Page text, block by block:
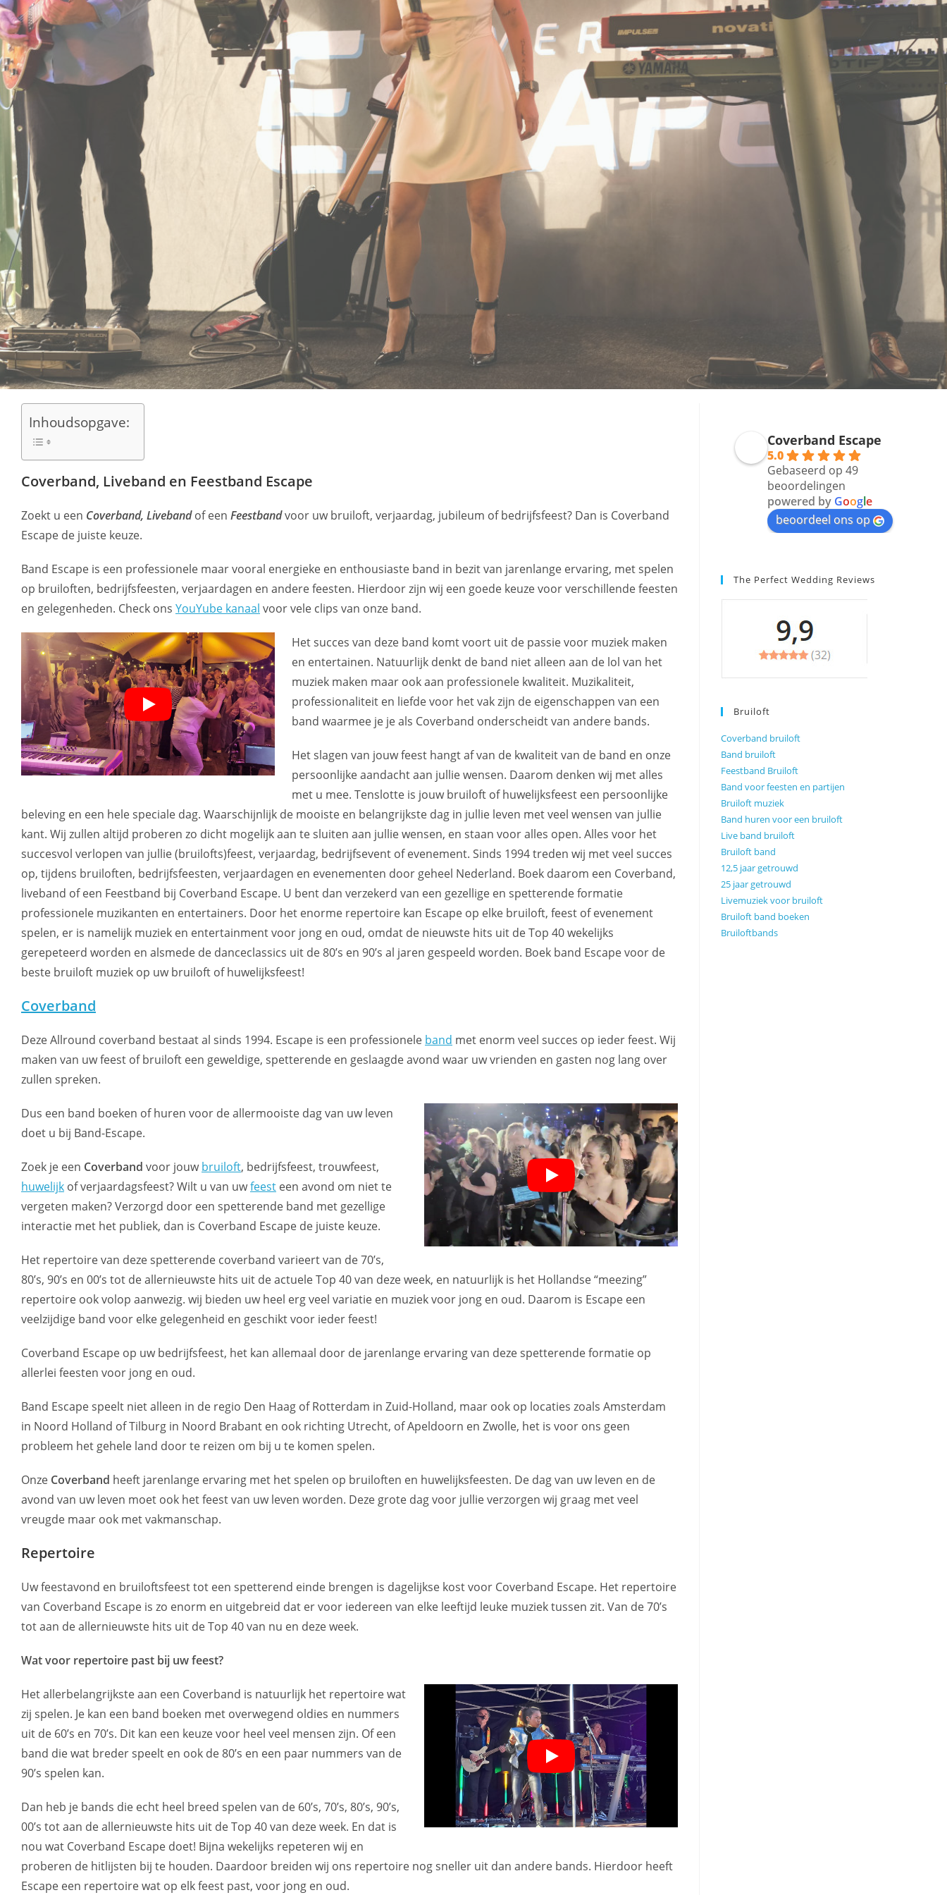
Inhoudsopgave:
Coverband, Liveband en Feestband Escape
Zoekt u een Coverband, Livebandof een Feestbandvoor uw bruiloft, verjaardag, jubileum of bedrijfsfeest? Dan is Coverband
Escape de juiste keuze.
Band Escape is een professionele maar vooral energieke en enthousiaste band in bezit van jarenlange ervaring, met spelen
op bruiloften, bedrijfsfeesten, verjaardagen en andere feesten. Hierdoor zijn wij een goede keuze voor verschillende feesten
en gelegenheden. Check ons YouYube kanaal voor vele clips van onze band.
Het succes van deze band komt voort uit de passie voor muziek maken
en entertainen. Natuurlijk denkt de band niet alleen aan de lol van het
muziek maken maar ook aan professionele kwaliteit. Muzikaliteit,
professionaliteit en liefde voor het vak zijn de eigenschappen van een
band waarmee je je als Coverband onderscheidt van andere bands.
Het slagen van jouw feest hangt af van de kwaliteit van de band en onze
persoonlijke aandacht aan jullie wensen. Daarom denken wij met alles
met u mee. Tenslotte is jouw bruiloft of huwelijksfeest een persoonlijke
beleving en een hele speciale dag. Waarschijnlijk de mooiste en belangrijkste dag in jullie leven met veel wensen van jullie
kant. Wij zullen altijd proberen zo dicht mogelijk aan te sluiten aan jullie wensen, en staan voor alles open. Alles voor het
succesvol verlopen van jullie (bruilofts)feest, verjaardag, bedrijfsevent of evenement. Sinds 1994 treden wij met veel succes
op, tijdens bruiloften, bedrijfsfeesten, verjaardagen en evenementen door geheel Nederland. Boek daarom een Coverband,
liveband of een Feestband bij Coverband Escape. U bent dan verzekerd van een gezellige en spetterende formatie
professionele muzikanten en entertainers. Door het enorme repertoire kan Escape op elke bruiloft, feest of evenement
spelen, er is namelijk muziek en entertainment voor jong en oud, omdat de nieuwste hits uit de Top 40 wekelijks
gerepeteerd worden en alsmede de danceclassics uit de 80’s en 90’s al jaren gespeeld worden. Boek band Escape voor de
beste bruiloft muziek op uw bruiloft of huwelijksfeest!
Coverband
Deze Allround coverband bestaat al sinds 1994. Escape is een professionele band met enorm veel succes op ieder feest. Wij
maken van uw feest of bruiloft een geweldige, spetterende en geslaagde avond waar uw vrienden en gasten nog lang over
zullen spreken.
Dus een band boeken of huren voor de allermooiste dag van uw leven
doet u bij Band-Escape.
Zoek je een Coverband voor jouwbruiloft, bedrijfsfeest, trouwfeest,
huwelijk of verjaardagsfeest? Wilt u van uwfeest een avond om niet te
vergeten maken? Verzorgd door een spetterende band met gezellige
interactie met het publiek, dan is Coverband Escape de juiste keuze.
Het repertoire van deze spetterende coverband varieert van de 70’s,
80’s, 90’s en 00’s tot de allernieuwste hits uit de actuele Top 40 van deze week, en natuurlijk is het Hollandse “meezing”
repertoire ook volop aanwezig. wij bieden uw heel erg veel variatie en muziek voor jong en oud. Daarom is Escape een
veelzijdige band voor elke gelegenheid en geschikt voor ieder feest!
Coverband Escape op uw bedrijfsfeest, het kan allemaal door de jarenlange ervaring van deze spetterende formatie op
allerlei feesten voor jong en oud.
Band Escape speelt niet alleen in de regio Den Haag of Rotterdam in Zuid-Holland, maar ook op locaties zoals Amsterdam
in Noord Holland of Tilburg in Noord Brabant en ook richting Utrecht, of Apeldoorn en Zwolle, het is voor ons geen
probleem het gehele land door te reizen om bij u te komen spelen.
Onze Coverband heeft jarenlange ervaring met het spelen op bruiloften en huwelijksfeesten. De dag van uw leven en de
avond van uw leven moet ook het feest van uw leven worden. Deze grote dag voor jullie verzorgen wij graag met veel
vreugde maar ook met vakmanschap.
Repertoire
Uw feestavond en bruiloftsfeest tot een spetterend einde brengen is dagelijkse kost voor Coverband Escape. Het repertoire
van Coverband Escape is zo enorm en uitgebreid dat er voor iedereen van elke leeftijd leuke muziek tussen zit. Van de 70’s
tot aan de allernieuwste hits uit de Top 40 van nu en deze week.
Wat voor repertoire past bij uw feest?
Het allerbelangrijkste aan een Coverband is natuurlijk het repertoire wat
zij spelen. Je kan een band boeken met overwegend oldies en nummers
uit de 60’s en 70’s. Dit kan een keuze voor heel veel mensen zijn. Of een
band die wat breder speelt en ook de 80’s en een paar nummers van de
90’s spelen kan.
Dan heb je bands die echt heel breed spelen van de 60’s, 70’s, 80’s, 90’s,
00’s tot aan de allernieuwste hits uit de Top 40 van deze week. En dat is
nou wat Coverband Escape doet! Bijna wekelijks repeteren wij en
proberen de hitlijsten bij te houden. Daardoor breiden wij ons repertoire nog sneller uit dan andere bands. Hierdoor heeft
Escape een repertoire wat op elk feest past, voor jong en oud.
Coverband Escape
5.0
Gebaseerd op 49
beoordelingen
powered by Google
beoordeel ons op
The Perfect Wedding Reviews
Bruiloft
Coverband bruiloft
Band bruiloft
Feestband Bruiloft
Band voor feesten en partijen
Bruiloft muziek
Band huren voor een bruiloft
Live band bruiloft
Bruiloft band
12,5 jaar getrouwd
25 jaar getrouwd
Livemuziek voor bruiloft
Bruiloft band boeken
Bruiloftbands